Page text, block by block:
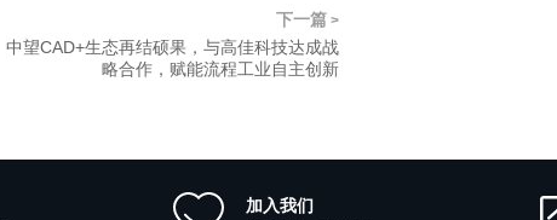
下一篇 >
中望CAD+生态再结硕果，与高佳科技达成战
略合作，赋能流程工业自主创新
加入我们